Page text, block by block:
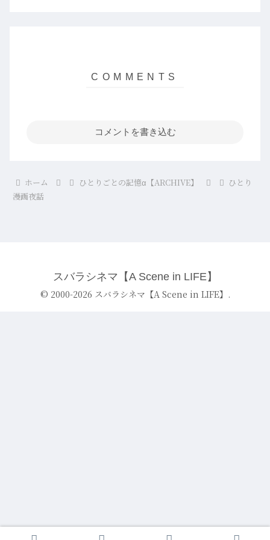
コメントを書き込む
ホーム ひとりごとの記憶α【ARCHIVE】
ひとり
漫画夜話
スバラシネマ【A Scene in LIFE】
© 2000-2026 スバラシネマ【A Scene in LIFE】.